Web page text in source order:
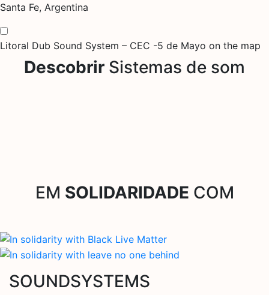
Santa Fe, Argentina
Litoral Dub Sound System – CEC -5 de Mayo on the map
Descobrir Sistemas de som
EM SOLIDARIDADE COM
SOUNDSYSTEMS